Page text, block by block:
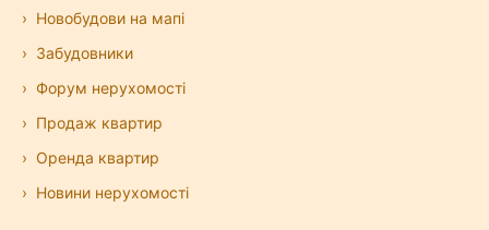
Новобудови на мапі
Забудовники
Форум нерухомості
Продаж квартир
Оренда квартир
Новини нерухомості